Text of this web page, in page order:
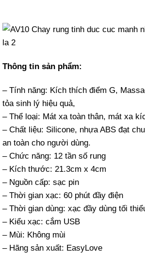
Thông tin sản phẩm:
– Tính năng: Kích thích điểm G,
tỏa sinh lý hiệu quả,
– Thể loại: Mát xa toàn thân, mát xa
– Chất liệu: Silicone, nhựa ABS đạt
an toàn cho người dùng.
– Chức năng: 12 tần số rung
– Kích thước: 21.3cm x 4cm
– Nguồn cấp: sạc pin
– Thời gian xạc: 60 phút đầy điện
– Thời gian dùng: xạc đầy dùng tối
– Kiểu xạc: cắm USB
– Mùi: Không mùi
– Hãng sản xuất: EasyLove